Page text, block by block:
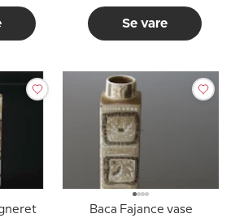
Se vare
Baca Fajance vase